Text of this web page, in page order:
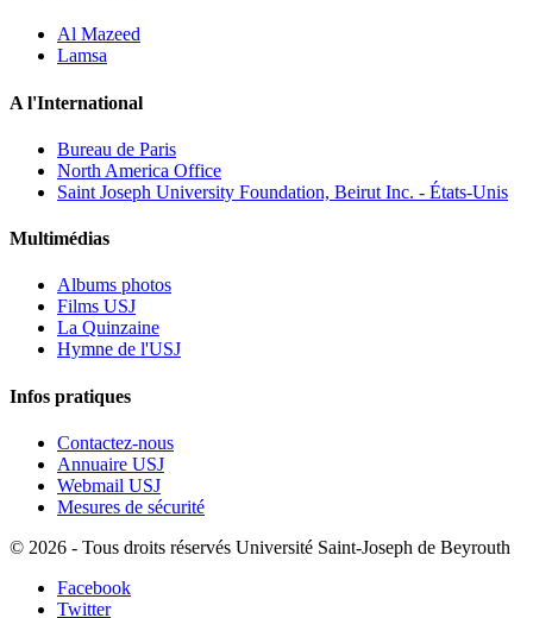
Al Mazeed
Lamsa
A l'International
Bureau de Paris
North America Office
Saint Joseph University Foundation, Beirut Inc. - États-Unis
Multimédias
Albums photos
Films USJ
La Quinzaine
Hymne de l'USJ
Infos pratiques
Contactez-nous
Annuaire USJ
Webmail USJ
Mesures de sécurité
© 2026 - Tous droits réservés Université Saint-Joseph de Beyrouth
Facebook
Twitter